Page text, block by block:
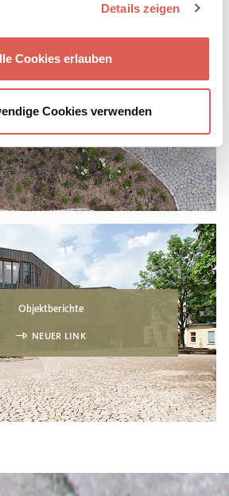
Details zeigen
Cookies erlauben
Cookies verwenden
Objektberichte
NEUER LINK